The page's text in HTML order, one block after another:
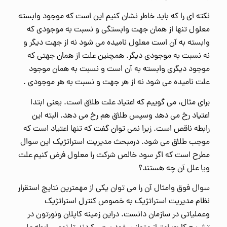
نکته ای را که باید خاطر نشان کنیم این است که موجود وابسته
معلول تنها از همان جهت وابستگی و نسبت به موجودی که
وابسته به آن است معلول نامیده می شود نه از جهت دیگر و
نه نسبت به موجودی دیگر. همچنین علت از همان جهتی که
موجود دیگری وابسته به آن است و نسبت به همان موجود
علت نامیده می شود نه از هر جهت و نسبت به هر موجودی .
برای مثال، می گوییم که اعتیاد علت طلاق است. یعنی ابتدا
اعتیاد رخ می دهد وسپس طلاق هم رخ می دهد. البته این
رابطه ناقص است. زیرا نمی توان گفت که تنها اعتیاد است که
موجب طلاق می شود. درمبحث مدیریت استراتژیک این سوال
مطرح است که اگر سود خالص شرکت را معلول فرض کنیم علت
ویا علل آن چه هستند؟
سوال فوق وامثال آن را می توان یکی از مهمترین نتایج استقرار
نظام مدیریت استراتژیک به خصوص کنترل استراتژیک
وعملیاتی در سازمان دانست. دراین زمینه کاپلان ونورتون در